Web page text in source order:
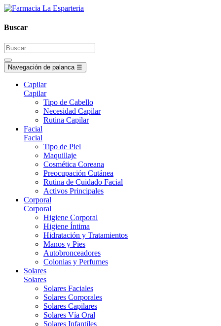
Buscar
Navegación de palanca ☰
Capilar
Capilar
Tipo de Cabello
Necesidad Capilar
Rutina Capilar
Facial
Facial
Tipo de Piel
Maquillaje
Cosmética Coreana
Preocupación Cutánea
Rutina de Cuidado Facial
Activos Principales
Corporal
Corporal
Higiene Corporal
Higiene Íntima
Hidratación y Tratamientos
Manos y Pies
Autobronceadores
Colonias y Perfumes
Solares
Solares
Solares Faciales
Solares Corporales
Solares Capilares
Solares Vía Oral
Solares Infantiles